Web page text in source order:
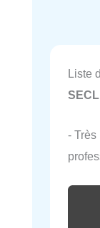
Liste
- Très